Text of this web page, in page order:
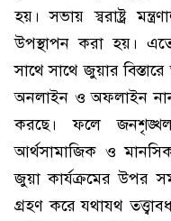
হয়। সভায় স্বরাষ্ট্র
উপস্থাপন করা হয়।
সাথে সাথে জুয়ার
অনলাইন ও অফলাইন
করছে। ফলে
আর্থসামাজিক ও
জুয়া কার্যক্রমের উপর
গ্রহণ করে যথাযথ